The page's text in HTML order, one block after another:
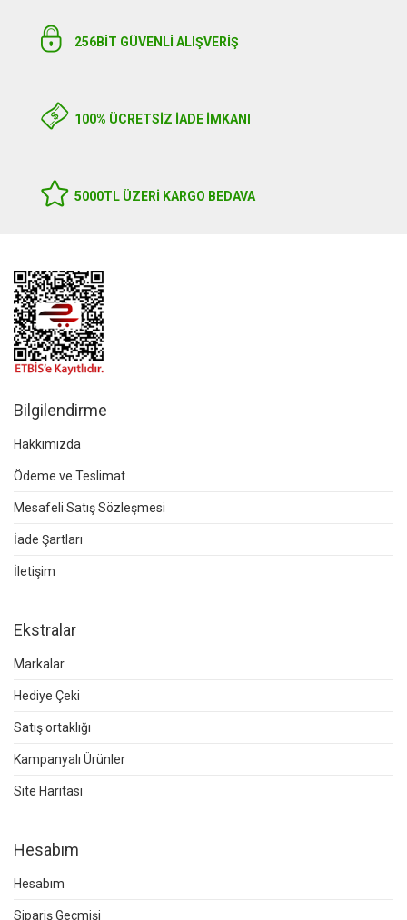
256BIT GÜVENLİ ALIŞVERİŞ
100% ÜCRETSİZ İADE İMKANI
5000TL ÜZERI KARGO BEDAVA
Bilgilendirme
Hakkımızda
Ödeme ve Teslimat
Mesafeli Satış Sözleşmesi
İade Şartları
İletişim
Ekstralar
Markalar
Hediye Çeki
Satış ortaklığı
Kampanyalı Ürünler
Site Haritası
Hesabım
Hesabım
Sipariş Geçmişi